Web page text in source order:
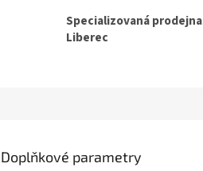
Specializovaná prodejna
Liberec
Doplňkové parametry